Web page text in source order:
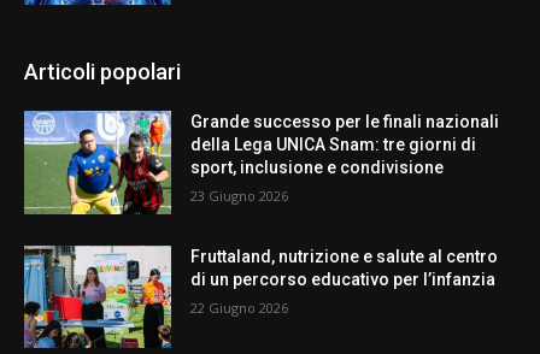
Articoli popolari
Grande successo per le finali nazionali
della Lega UNICA Snam: tre giorni di
sport, inclusione e condivisione
23 Giugno 2026
Fruttaland, nutrizione e salute al centro
di un percorso educativo per l’infanzia
22 Giugno 2026